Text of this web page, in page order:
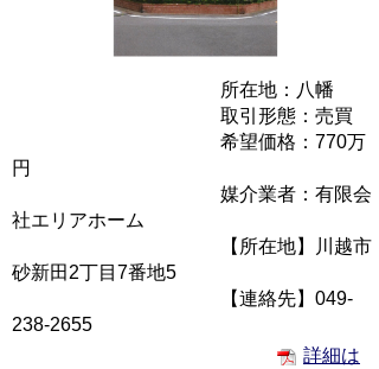
所在地：八幡
取引形態：売買
希望価格：770万
円
媒介業者：有限会
社エリアホーム
【所在地】川越市
砂新田2丁目7番地5
【連絡先】049-
238-2655
詳細は